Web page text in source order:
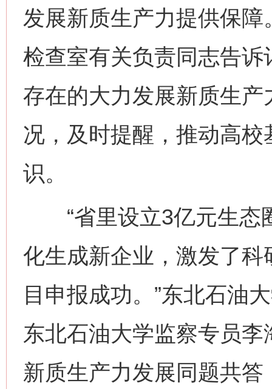
发展新质生产力提供保障
检查室有关负责同志告
存在的大力发展新质生
况，及时提醒，推动高
识。
“省里设立3亿元生态
化生成新企业，激发了
目申报成功。”东北石油
东北石油大学监察专员
新质生产力发展同题共